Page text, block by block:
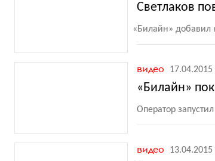
Светлаков
«Билайн»
видео 17.04.2015
«Билайн»
Оператор
видео 13.04.2015